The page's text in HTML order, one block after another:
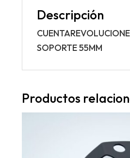
Descripción
SOPORTE 55MM
Productos